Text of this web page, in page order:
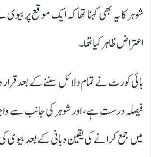
شوہر کا یہ بھی کہنا تھا کہ ایک موقع پر
اعتراض ظاہر کیا تھا۔
ہائی کورٹ نے تمام دلائل سننے کے بعد قرار
فیصلہ درست ہے، اور شوہر کی جانب سے
میں جمع کرانے کی یقین دہانی کے بعد